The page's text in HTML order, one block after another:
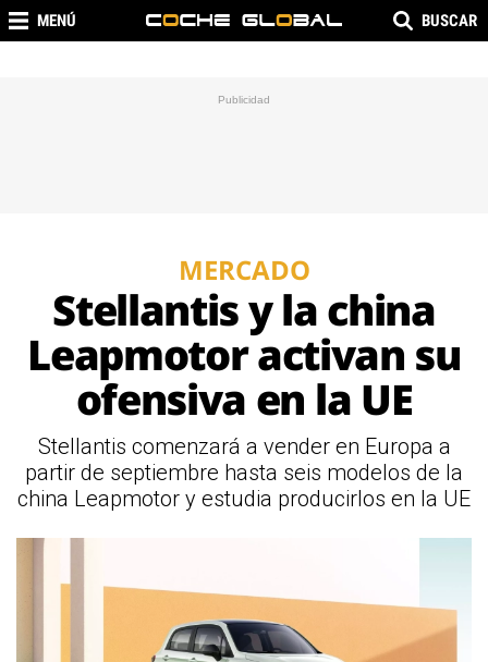
MENÚ BUSCAR
MERCADO
Stellantis y la china
Leapmotor activan su
ofensiva en la UE
Stellantis comenzará a vender en Europa a
partir de septiembre hasta seis modelos de la
china Leapmotor y estudia producirlos en la UE